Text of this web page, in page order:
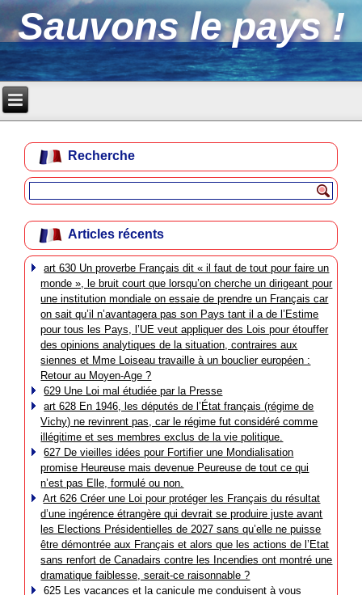
Sauvons le pays !
Recherche
Articles récents
art 630 Un proverbe Français dit « il faut de tout pour faire un
monde », le bruit court que lorsqu’on cherche un dirigeant pour
une institution mondiale on essaie de prendre un Français car
on sait qu’il n’avantagera pas son Pays tant il a de l’Estime
pour tous les Pays, l’UE veut appliquer des Lois pour étouffer
des opinions analytiques de la situation, contraires aux
siennes et Mme Loiseau travaille à un bouclier européen :
Retour au Moyen-Age ?
629 Une Loi mal étudiée par la Presse
art 628 En 1946, les députés de l’État français (régime de
Vichy) ne revinrent pas, car le régime fut considéré comme
illégitime et ses membres exclus de la vie politique.
627 De vieilles idées pour Fortifier une Mondialisation
promise Heureuse mais devenue Peureuse de tout ce qui
n’est pas Elle, formulé ou non.
Art 626 Créer une Loi pour protéger les Français du résultat
d’une ingérence étrangère qui devrait se produire juste avant
les Elections Présidentielles de 2027 sans qu’elle ne puisse
être démontrée aux Français et alors que les actions de l’Etat
sans renfort de Canadairs contre les Incendies ont montré une
dramatique faiblesse, serait-ce raisonnable ?
625 Les vacances et la canicule me conduisent à vous